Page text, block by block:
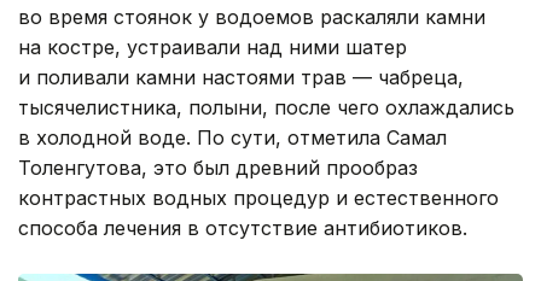
во время стоянок у водоемов раскаляли камни
на костре, устраивали над ними шатер
и поливали камни настоями трав — чабреца,
тысячелистника, полыни, после чего охлаждались
в холодной воде. По сути, отметила Самал
Толенгутова, это был древний прообраз
контрастных водных процедур и естественного
способа лечения в отсутствие антибиотиков.